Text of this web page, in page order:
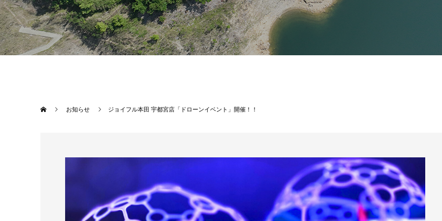
お知らせ ジョイフル本田 宇都宮店「ドローンイベント」開催！！